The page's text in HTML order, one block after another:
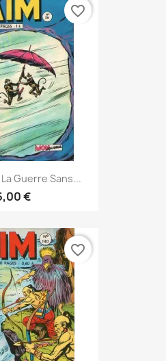
Guerre Sans...
€
favorite_border
favorite_border